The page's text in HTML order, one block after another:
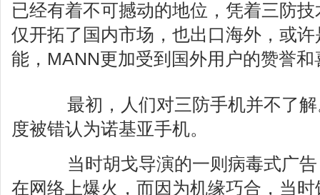
已经有着不可撼动的地位，凭着三防
仅开拓了国内市场，也出口海外，或
能，MANN更加受到国外用户的赞誉和
最初，人们对三防手机并不了解
度被错认为诺基亚手机。
当时胡戈导演的一则病毒式广告
在网络上爆火，而因为机缘巧合，当